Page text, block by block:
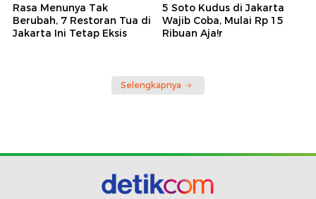
Rasa Menunya Tak
Berubah, 7 Restoran Tua di
Jakarta Ini Tetap Eksis
5 Soto Kudus di Jakarta
Wajib Coba, Mulai Rp 15
Ribuan Aja!r
Selengkapnya